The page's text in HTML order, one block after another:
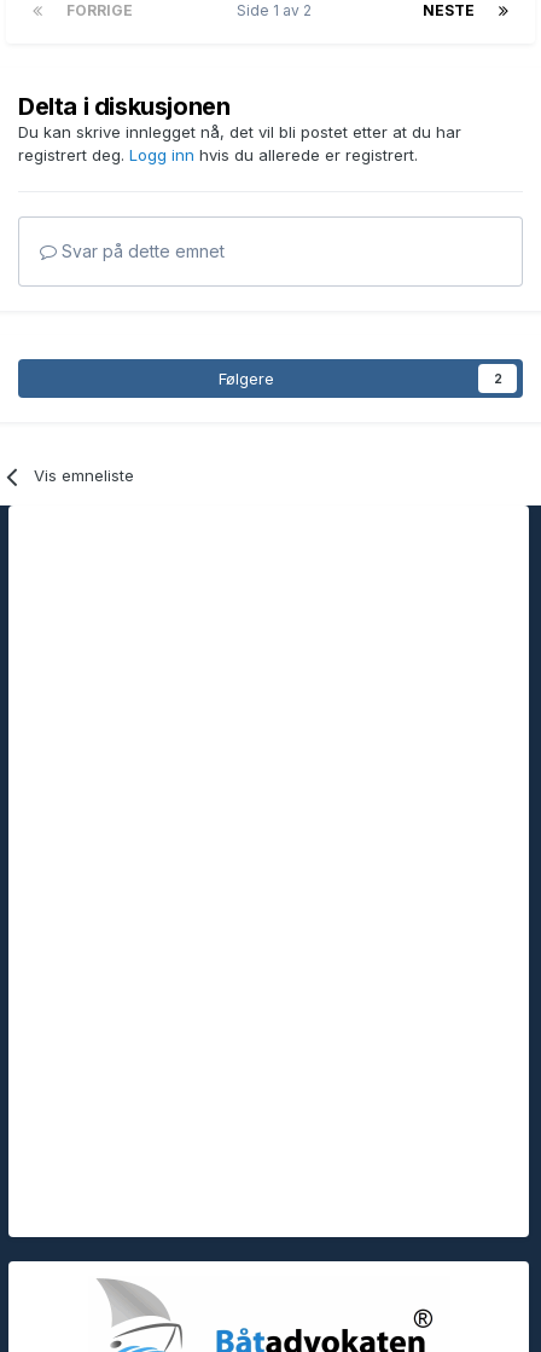
FORRIGE NESTE
Side 1 av 2
Delta i diskusjonen
Du kan skrive innlegget nå, det vil bli postet etter at du har
registrert deg. Logg inn hvis du allerede er registrert.
Svar på dette emnet
Følgere 2
Vis emneliste